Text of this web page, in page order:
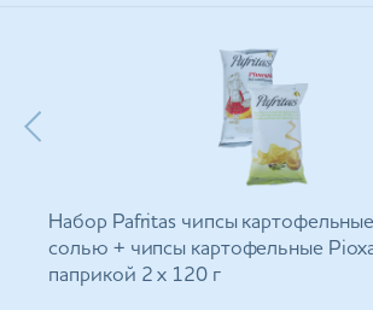
Набор Pafritas чипсы
солью + чипсы картофельные
паприкой 2 х 120 г